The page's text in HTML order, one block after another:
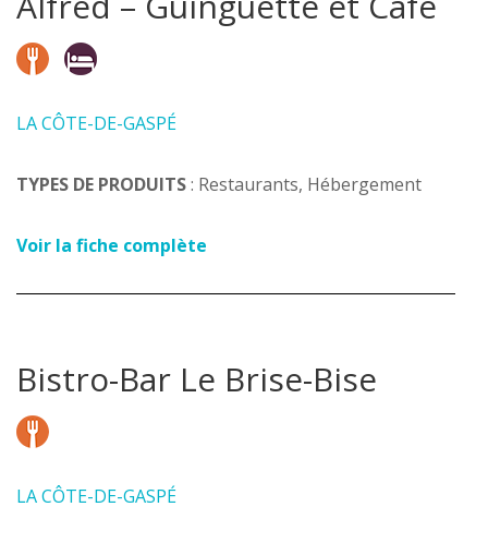
LA CÔTE-DE-GASPÉ
TYPES DE PRODUITS: Restaurants, Hébergement
Voir la fiche complète
Bistro-Bar Le Brise-Bise
LA CÔTE-DE-GASPÉ